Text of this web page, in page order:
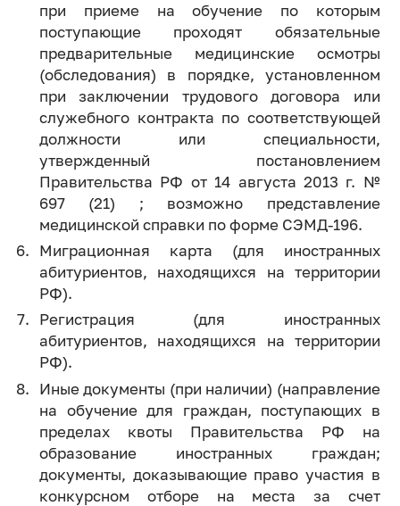
при приеме на обучение по которым
поступающие проходят обязательные
предварительные медицинские осмотры
(обследования) в порядке, установленном
при заключении трудового договора или
служебного контракта по соответствующей
должности или специальности,
утвержденный постановлением
Правительства РФ от 14 августа 2013 г. №
697 (21) ; возможно представление
медицинской справки по форме СЭМД-196.
Миграционная карта (для иностранных
абитуриентов, находящихся на территории
РФ).
Регистрация (для иностранных
абитуриентов, находящихся на территории
РФ).
Иные документы (при наличии) (направление
на обучение для граждан, поступающих в
пределах квоты Правительства РФ на
образование иностранных граждан;
документы, доказывающие право участия в
конкурсном отборе на места за счет